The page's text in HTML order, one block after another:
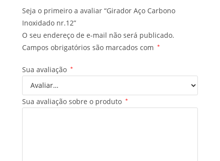
Seja o primeiro a avaliar “Girador Aço Carbono
Inoxidado nr.12”
O seu endereço de e-mail não será publicado.
Campos obrigatórios são marcados com *
Sua avaliação *
Sua avaliação sobre o produto *